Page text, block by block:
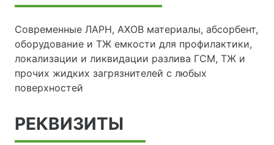
Современные ЛАРН, АХОВ материалы, абсорбент,
оборудование и ТЖ емкости для профилактики,
локализации и ликвидации разлива ГСМ, ТЖ и
прочих жидких загрязнителей с любых
поверхностей
РЕКВИЗИТЫ